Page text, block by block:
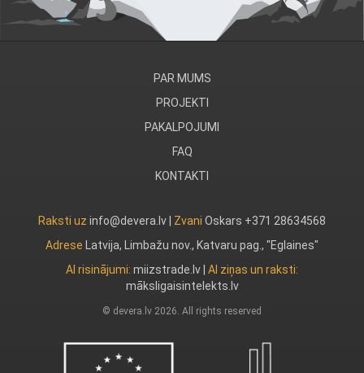
PAR MUMS
PROJEKTI
PAKALPOJUMI
FAQ
KONTAKTI
Raksti uz info@devera.lv | Zvani Oskars +371 28634568
Adrese
Latvija, Limbažu nov., Katvaru pag., "Eglaines"
AI risinājumi: miizstrade.lv AI ziņas un raksti:
māksligaisintelekts.lv
© devera.lv 2026. All rights reserved